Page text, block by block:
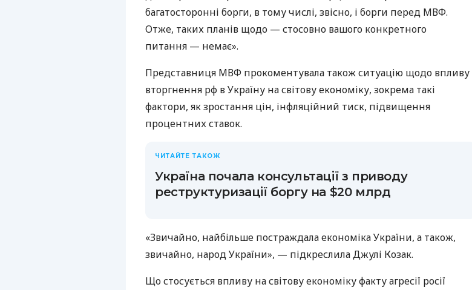
багатосторонні борги, в тому числі, звісно, і борги перед МВФ.
Отже, таких планів щодо — стосовно вашого конкретного
питання — немає».
Представниця МВФ прокоментувала також ситуацію щодо впливу
вторгнення рф в Україну на світову економіку, зокрема такі
фактори, як зростання цін, інфляційний тиск, підвищення
процентних ставок.
ЧИТАЙТЕ ТАКОЖ
Україна почала консультації з приводу
реструктуризації боргу на $20 млрд
«Звичайно, найбільше постраждала економіка України, а також,
звичайно, народ України», — підкреслила Джулі Козак.
Що стосується впливу на світову економіку факту агресії росії